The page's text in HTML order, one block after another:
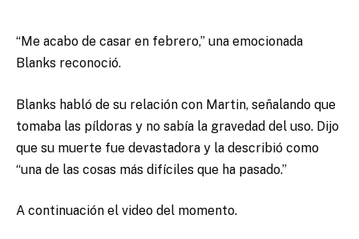
“Me acabo de casar en febrero,” una emocionada
Blanks reconoció.
Blanks habló de su relación con Martin, señalando que
tomaba las píldoras y no sabía la gravedad del uso. Dijo
que su muerte fue devastadora y la describió como
“una de las cosas más difíciles que ha pasado.”
A continuación el video del momento.